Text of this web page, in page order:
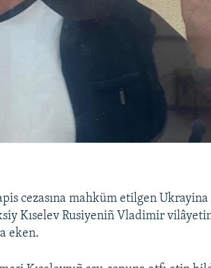
cezasına mahküm etilgen
Kıselev Rusiyeniñ Vladimir
eken.